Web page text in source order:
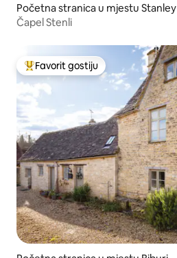
Početna stranica u mjestu Stanley
Čapel Stenli
Glavni favorit gostiju
Favorit gostiju